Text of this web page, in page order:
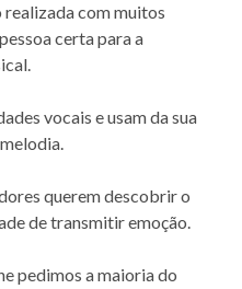
realizada com muitos
certa para a
vocais e usam da sua
querem descobrir o
de transmitir emoção.
pedimos a maioria do